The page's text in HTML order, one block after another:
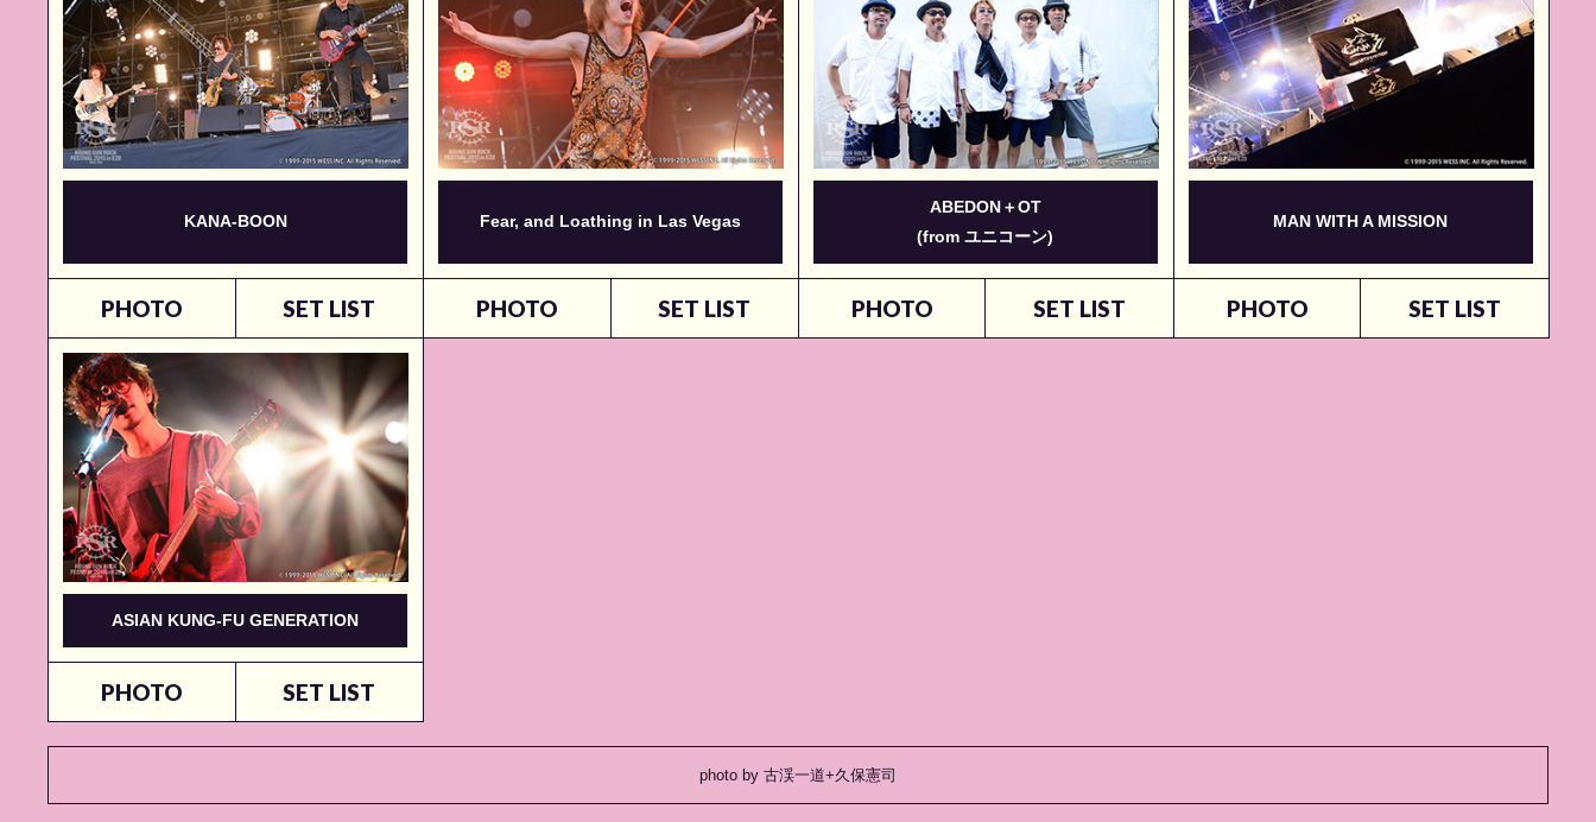
KANA-BOON
PHOTO SET LIST
Fear, and Loathing in Las Vegas
PHOTO SET LIST
ABEDON＋OT
(from ユニコーン)
PHOTO SET LIST
MAN WITH A MISSION
PHOTO SET LIST
ASIAN KUNG-FU GENERATION
PHOTO SET LIST
photo by 古渓一道+久保憲司